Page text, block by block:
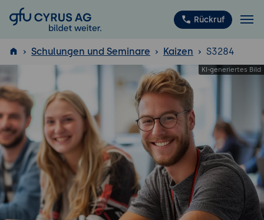
GFU Cyrus AG Rückruf
ISTQB ®
Schulungen und Seminare Kaizen S3284